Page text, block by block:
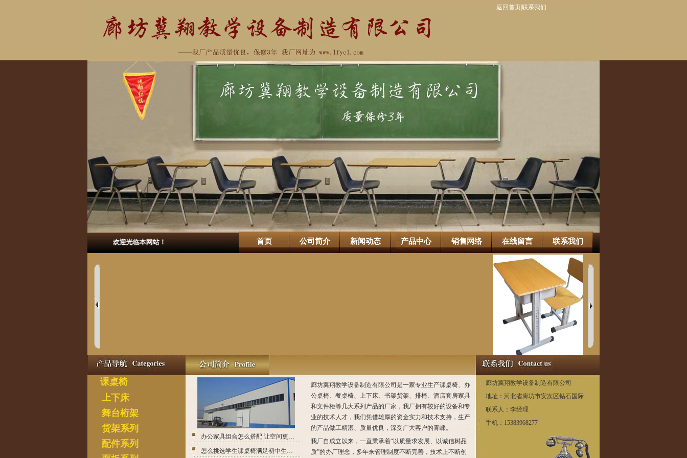
返回首页|联系我们
欢迎光临本网站！ 首页 公司简介 新闻动态 产品中心 销售网络 在线留言 联系我们
课桌椅
上下床
舞台桁架
货架系列
配件系列
办公家具组合怎么搭配 让空间更合理利用
怎么挑选学生课桌椅满足初中生学习需求？
廊坊冀翔教学设备制造有限公司是一家专业生产课桌椅、办
公桌椅、餐桌椅、上下床、书架货架、排椅、酒店套房家具
和文件柜等几大系列产品的厂家，我厂拥有较好的设备和专
业的技术人才，我们凭借雄厚的资金实力和技术支持，生产
的产品做工精湛、质量优良，深受广大客户的青睐。
我厂自成立以来，一直秉承着“以质量求发展、以诚信树品
质”的办厂理念，多年来管理制度不断完善，技术上不断创
廊坊冀翔教学设备制造有限公司
地址：河北省廊坊市安次区钻石国际
联系人：李经理
手机：15383968277